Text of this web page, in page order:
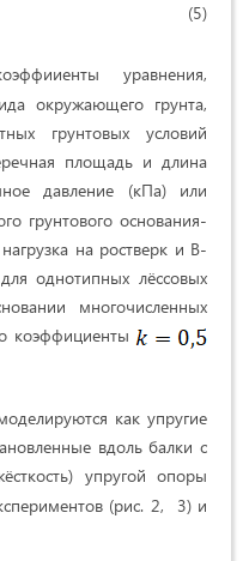
уравнения,
окружающего грунта,
грунтовых условий
площадь и длина
давление (кПа) или
грунтового основания-
на ростверк и В-
однотипных лёссовых
многочисленных
коэффициенты
как упругие
вдоль балки с
упругой опоры
(рис. 2, 3) и